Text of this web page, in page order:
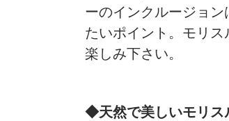
ーのインクルージョ
たいポイント。モリ
楽しみ下さい。
◆天然で美しいモリス